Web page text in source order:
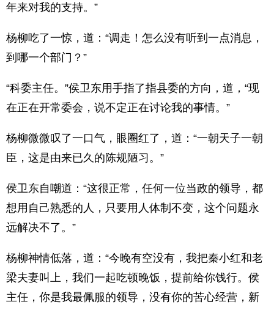
年来对我的支持。”
杨柳吃了一惊，道：“调走！怎么没有听到一点消息，
到哪一个部门？”
“科委主任。”侯卫东用手指了指县委的方向，道，“现
在正在开常委会，说不定正在讨论我的事情。”
杨柳微微叹了一口气，眼圈红了，道：“一朝天子一朝
臣，这是由来已久的陈规陋习。”
侯卫东自嘲道：“这很正常，任何一位当政的领导，都
想用自己熟悉的人，只要用人体制不变，这个问题永
远解决不了。”
杨柳神情低落，道：“今晚有空没有，我把秦小红和老
梁夫妻叫上，我们一起吃顿晚饭，提前给你饯行。侯
主任，你是我最佩服的领导，没有你的苦心经营，新